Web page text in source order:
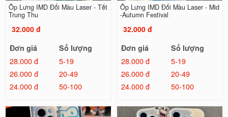
Ốp Lưng IMD Đổi Màu Laser - Tết
Trung Thu
32.000 đ
Đơn giá
Số lượng
28.000 đ
5-19
26.000 đ
20-49
24.000 đ
50-100
Ốp Lưng IMD Đổi Màu Laser - Mid
-Autumn Festival
32.000 đ
Đơn giá
Số lượng
28.000 đ
5-19
26.000 đ
20-49
24.000 đ
50-100